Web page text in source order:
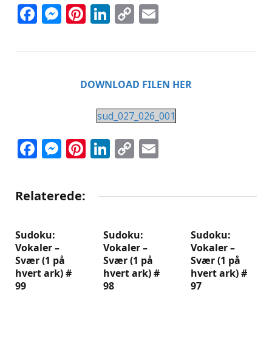
Facebook
Messenger
Pinterest
LinkedIn
Copy
DOWNLOAD FILEN HER
sud_027_026_001
Facebook
Messenger
Pinterest
LinkedIn
Copy
Relaterede:
Sudoku:
Vokaler –
Svær (1 på
hvert ark) #
99
Sudoku:
Vokaler –
Svær (1 på
hvert ark) #
98
Sudoku:
Vokaler –
Svær (1 på
hvert ark) #
97